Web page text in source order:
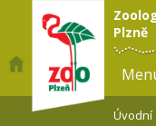
Plzně